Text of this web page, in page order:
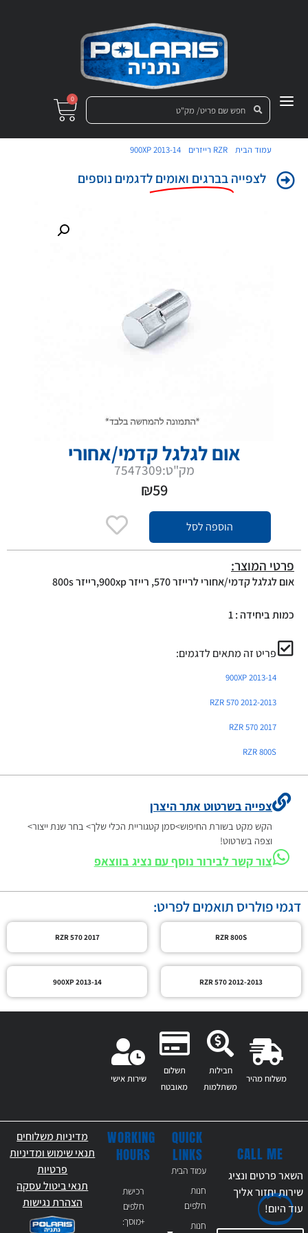
0
עמוד הבית /RZR רייזרים /
900XP 2013-14
לצפייהבברגים ואומים לדגמים נוספים
אום לגלגל קדמי/אחורי
מק"ט:7547309
₪59
הוספה לסל
פרטי המוצר:
אום לגלגל קדמי/אחורי לרייזר 570, רייזר 900xp,רייזר 800s
כמות ביחידה : 1
פריט זה מתאים לדגמים:
900XP 2013-14
RZR 570 2012-2013
RZR 570 2017
RZR 800S
צפייה בשרטוט אתר היצרן
הקש מקט בשורת החיפוש>סמן קטגוריית הכלי שלך> בחר שנת ייצור>
וצפה בשרטוט!
צור קשר לבירור נוסף עם נציג בווצאפ
דגמי פולריס תואמים לפריט:
RZR 800S
RZR 570 2017
RZR 570 2012-2013
900XP 2013-14
משלוח מהיר
חבילות
משתלמות
תשלום
מאובטח
שירות אישי
QUICK
LINKS
עמוד הבית
חנות
חלפים
חנות
WORKING
HOURS
רכישת
חלפים
+מוסך:
CALL ME
השאר פרטים ונציג
שירות יחזור אליך
עודהיום!
מדיניות משלוחים
תנאי שימוש ומדיניות
פרטיות
תנאי ביטול עסקה
הצהרת נגישות